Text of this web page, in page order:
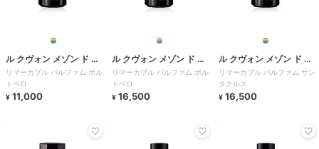
ル クヴォン メゾン ド パ
ルファム
リマーカブル パルファム ポル
トベロ
¥ 11,000
ル クヴォン メゾン ド パ
ルファム
リマーカブル パルファム ポル
トベロ
¥ 16,500
ル クヴォン メゾン ド パ
ルファム
リマーカブル パルファム サン
タクルス
¥ 16,500